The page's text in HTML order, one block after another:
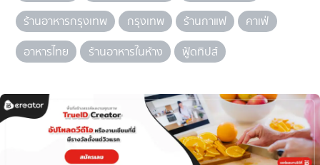
ร้านอาหารกรุงเทพ
กรุงเทพ ร้านกาแฟ
คาเฟ่
อาหารไทย
ร้านอาหารในห้าง ฟู้ดทิปส์